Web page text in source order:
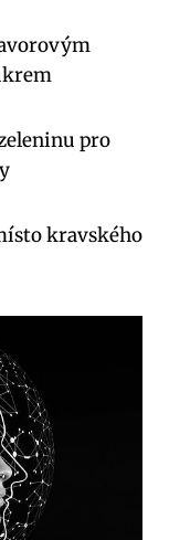
pro
kravského